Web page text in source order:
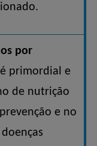
por
primordial e
de nutrição
e no